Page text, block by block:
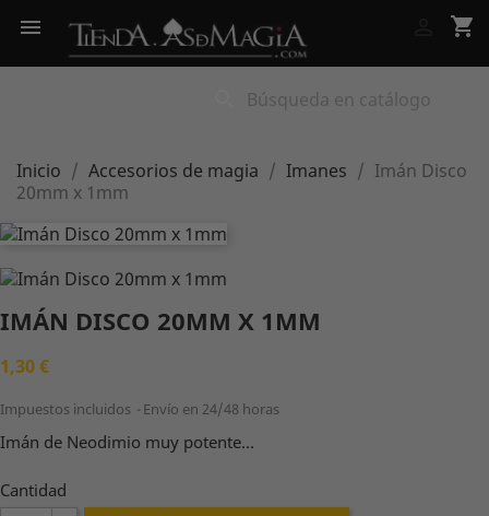
 shopping_cart
Inicio Accesorios de magia Imanes
Imán Disco
20mm x 1mm
IMÁN DISCO 20MM X 1MM
1,30 €
Impuestos incluidos Envío en 24/48 horas
Imán de Neodimio muy potente...
Cantidad